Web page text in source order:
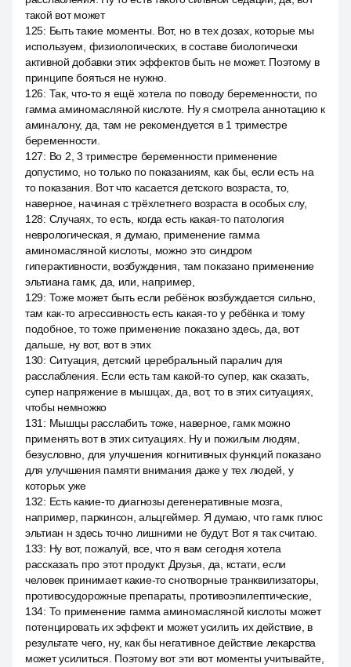
такой вот может
125: Быть такие моменты. Вот, но в тех дозах, которые мы
используем, физиологических, в составе биологически
активной добавки этих эффектов быть не может. Поэтому в
принципе бояться не нужно.
126: Так, что-то я ещё хотела по поводу беременности, по
гамма аминомасляной кислоте. Ну я смотрела аннотацию к
аминалону, да, там не рекомендуется в 1 триместре
беременности.
127: Во 2, 3 триместре беременности применение
допустимо, но только по показаниям, как бы, если есть на
то показания. Вот что касается детского возраста, то,
наверное, начиная с трёхлетнего возраста в особых слу,
128: Случаях, то есть, когда есть какая-то патология
неврологическая, я думаю, применение гамма
аминомасляной кислоты, можно это синдром
гиперактивности, возбуждения, там показано применение
эльтиана гамк, да, или, например,
129: Тоже может быть если ребёнок возбуждается сильно,
там как-то агрессивность есть какая-то у ребёнка и тому
подобное, то тоже применение показано здесь, да, вот
дальше, ну вот, вот в этих
130: Ситуация, детский церебральный паралич для
расслабления. Если есть там какой-то супер, как сказать,
супер напряжение в мышцах, да, вот, то в этих ситуациях,
чтобы немножко
131 : Мышцы расслабить тоже, наверное, гамк можно
применять вот в этих ситуациях. Ну и пожилым людям,
безусловно, для улучшения когнитивных функций показано
для улучшения памяти внимания даже у тех людей, у
которых уже
132: Есть какие-то диагнозы дегенеративные мозга,
например, паркинсон, альцгеймер. Я думаю, что гамк плюс
эльтиан н здесь точно лишними не будут. Вот я так считаю.
133: Ну вот, пожалуй, все, что я вам сегодня хотела
рассказать про этот продукт. Друзья, да, кстати, если
человек принимает какие-то снотворные транквилизаторы,
противосудорожные препараты, противоэпилептические,
134: То применение гамма аминомасляной кислоты может
потенцировать их эффект и может усилить их действие, в
результате чего, ну, как бы негативное действие лекарства
может усилиться. Поэтому вот эти вот моменты учитывайте,